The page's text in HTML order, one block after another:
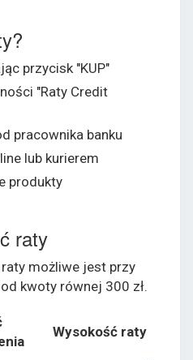
przycisk "KUP"
"Raty Credit
pracownika banku
lub kurierem
produkty
raty
raty możliwe jest przy
kwoty równej 300 zł.
Wysokość raty